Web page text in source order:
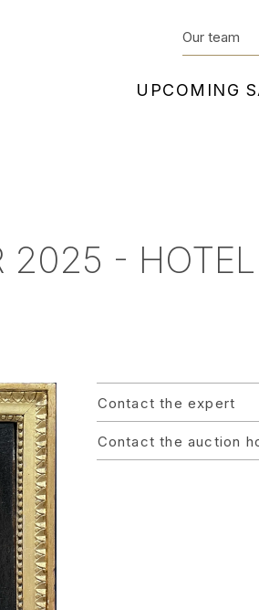
UPCOMING
Our team
2025 -
Contact the expert
Contact the auction